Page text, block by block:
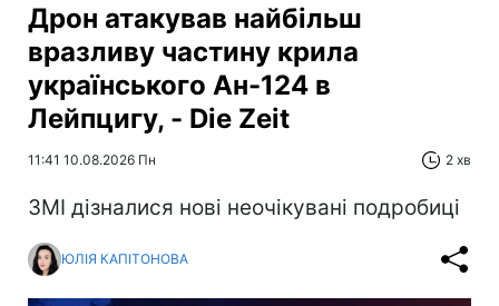
Дрон атакував найбільш
вразливу частину крила
українського Ан-124 в
Лейпцигу, - Die Zeit
11:41 10.08.2026 Пн 2 хв
ЗМІ дізналися нові неочікувані подробиці
ЮЛІЯ КАПІТОНОВА